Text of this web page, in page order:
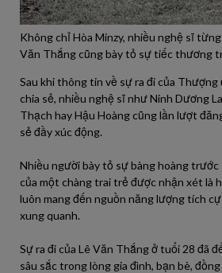
Không chỉ Hòa Minzy, nhiều nghệ sĩ
Văn Thắng cũng bày tỏ sự tiếc thương
Sau khi thông tin về sự ra đi của
chia sẻ, nhiều nghệ sĩ nhưNinh Dương
Thạch hayHậu Hoàngcũng lần lượt
sẻ đầy xúc động.
Nhiều người bày tỏ sự bàng hoàng
của một chàng trai trẻ được nhận xét là
luôn mang đến nguồn năng lượng tích
xung quanh.
Sự ra đi của Lê Văn Thắng ở tuổi 28 đã
sâu sắc trong lòng gia đình, bạn bè,